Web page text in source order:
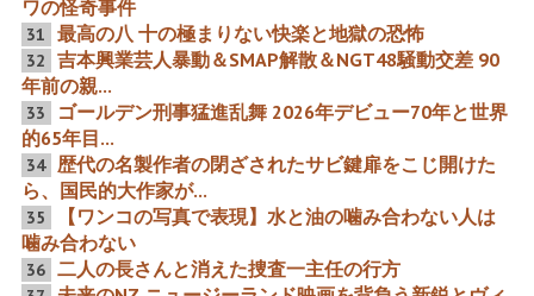
売国奴ソニー マギー・カン
「世界中の韓国人に捧げま
す」 外資60.6%の超売モン
にブランするコ第98回アカ
デミー賞2部門「KP...
ス」 映画111本主演64本の
「あゝ偉大なトニー・カー
ティス」
中国人５０名韓国人１１名
日本顔の中国アニメ『彼女
もカノジョ』 日本人が知
るべき日本アニメ最悪の事
態と侵略が同時進行中
歳の若さで逝去した左側巨
匠の真実 破天荒俳優の先駆
ワの怪奇事件
31 最高の八 十の極まりない快楽と地獄の恐怖
32
吉本興業芸人暴動＆SMAP解散＆NGT48騒動交差 90
年前の親...
33
ゴールデン刑事猛進乱舞 2026年デビュー70年と世界
的65年目...
34 歴代の名製作者の閉ざされたサビ鍵扉をこじ開けた
ら、国民的大作家が...
35
【ワンコの写真で表現】水と油の噛み合わない人は
噛み合わない
36 二人の長さんと消えた捜査一主任の行方